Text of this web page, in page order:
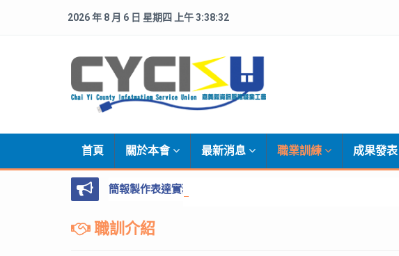
2026 年 8 月 6 日 星期四 上午 3:38:33
首頁 關於本會 最新消息 職業訓練 成果發表
簡報製作表達實務班第01期招生中
職訓介紹